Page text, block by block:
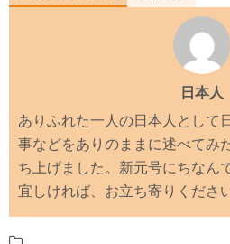
日本人
ありふれた一人の日本人として
事などをありのままに述べてみ
ち上げました。新元号にちなん
宜しければ、お立ち寄りください